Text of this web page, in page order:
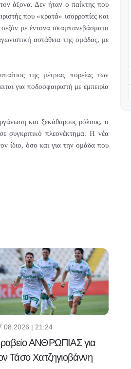
άξονα. Δεν ήταν ο παίκτης που
που «κρατά» ισορροπίες και
σεζόν με έντονα σκαμπανεβάσματα
αστάθεια της ομάδας, με
της μέτριας πορείας των
για ποδοσφαιριστή με εμπειρία
και ξεκάθαρους ρόλους, ο
συγκριτικό πλεονέκτημα. Η νέα
ίδιο, όσο και για την ομάδα που
| 21:24
ΑΝΘΡΩΠΙΑΣ για
Τάσο Χατζηγιοβάννη